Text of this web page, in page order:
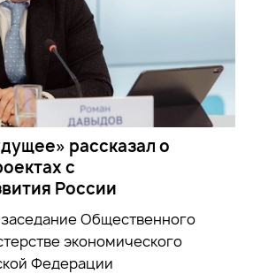
рассказал о
с
России
Общественного
экономического
Федерации